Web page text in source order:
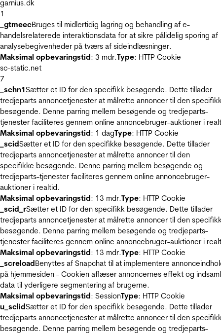
garnius.dk
1
_gtmeecBruges til midlertidig lagring og behandling af e-
handelsrelaterede interaktionsdata for at sikre pålidelig sporing af
analysebegivenheder på tværs af sideindlæsninger.
Maksimal opbevaringstid: 3 mdr.Type: HTTP Cookie
sc-static.net
7
_schn1Sætter et ID for den specifikk besøgende. Dette tillader
tredjeparts annoncetjenester at målrette annoncer til den
besøgende. Denne parring mellem besøgende og tredjeparts-
tjenester faciliteres gennem online annoncebruger-auktioner i
Maksimal opbevaringstid: 1 dagType: HTTP Cookie
_scidSætter et ID for den specifikke besøgende. Dette tillader
tredjeparts annoncetjenester at målrette annoncer til den
specifikke besøgende. Denne parring mellem besøgende og
tredjeparts-tjenester faciliteres gennem online annoncebruger-
auktioner i realtid.
Maksimal opbevaringstid: 13 mdr.Type: HTTP Cookie
_scid_rSætter et ID for den specifikk besøgende. Dette tillader
tredjeparts annoncetjenester at målrette annoncer til den
besøgende. Denne parring mellem besøgende og tredjeparts-
tjenester faciliteres gennem online annoncebruger-auktioner i
Maksimal opbevaringstid: 13 mdr.Type: HTTP Cookie
_screloadBenyttes af Snapchat til at implementere
på hjemmesiden - Cookien aflæser annoncernes effekt og
data til yderligere segmentering af brugerne.
Maksimal opbevaringstid: SessionType: HTTP Cookie
u_sclidSætter et ID for den specifikk besøgende. Dette tillader
tredjeparts annoncetjenester at målrette annoncer til den
besøgende. Denne parring mellem besøgende og tredjeparts-